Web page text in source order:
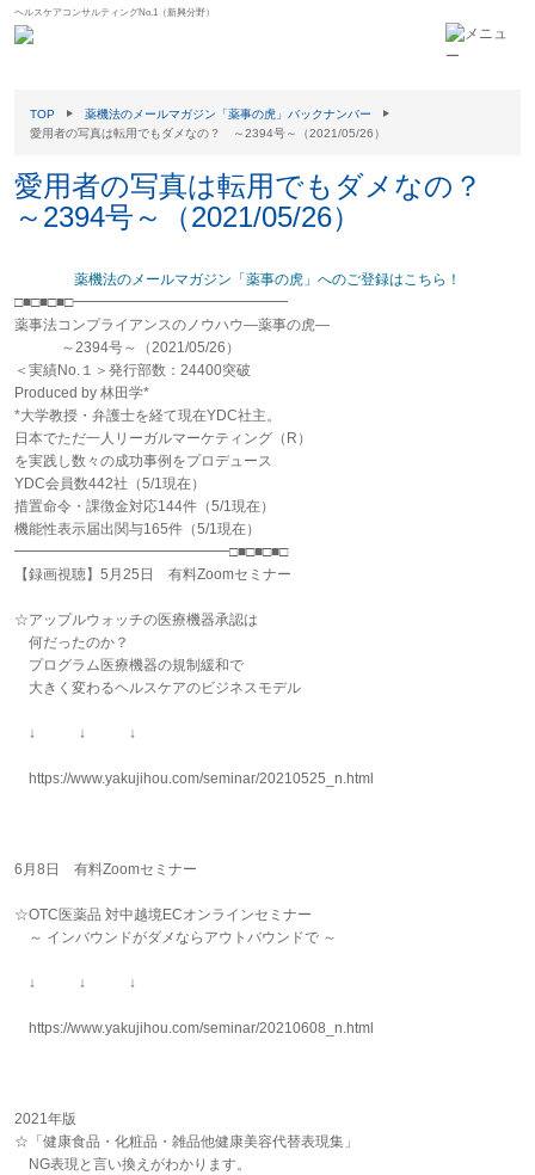
ヘルスケアコンサルティングNo.1（新興分野）
TOP
薬機法のメールマガジン「薬事の虎」バックナンバー
愛用者の写真は転用でもダメなの？ ～2394号～（2021/05/26）
愛用者の写真は転用でもダメなの？
～2394号～（2021/05/26）
薬機法のメールマガジン「薬事の虎」へのご登録はこちら！
□■□■□■□━━━━━━━━━━━━━━━
薬事法コンプライアンスのノウハウ―薬事の虎―
～2394号～（2021/05/26）
＜実績No.１＞発行部数：24400突破
Produced by 林田学*
*大学教授・弁護士を経て現在YDC社主。
日本でただ一人リーガルマーケティング（R）
を実践し数々の成功事例をプロデュース
YDC会員数442社（5/1現在）
措置命令・課徴金対応144件（5/1現在）
機能性表示届出関与165件（5/1現在）
━━━━━━━━━━━━━━━□■□■□■□
【録画視聴】5月25日 有料Zoomセミナー
☆アップルウォッチの医療機器承認は
何だったのか？
プログラム医療機器の規制緩和で
大きく変わるヘルスケアのビジネスモデル
↓ ↓ ↓
https://www.yakujihou.com/seminar/20210525_n.html
6月8日 有料Zoomセミナー
☆OTC医薬品 対中越境ECオンラインセミナー
～ インバウンドがダメならアウトバウンドで ～
↓ ↓ ↓
https://www.yakujihou.com/seminar/20210608_n.html
2021年版
☆「健康食品・化粧品・雑品他健康美容代替表現集」
NG表現と言い換えがわかります。